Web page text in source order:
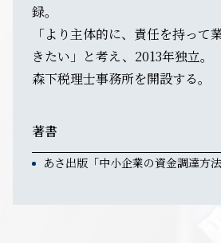
録。
「より主体的に、責任を持って
きたい」と考え、2013年独立。
森下税理士事務所を開設する。
著書
あさ出版「中小企業の資金調達方